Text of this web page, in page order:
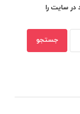
سایت را